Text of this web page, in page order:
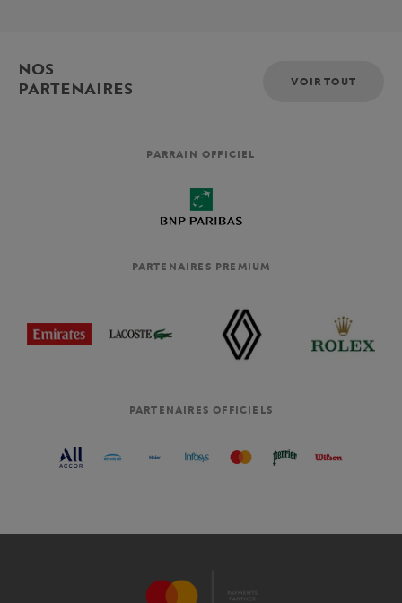
NOS
PARTENAIRES
VOIR TOUT
PARRAIN OFFICIEL
PARTENAIRES PREMIUM
PARTENAIRES OFFICIELS